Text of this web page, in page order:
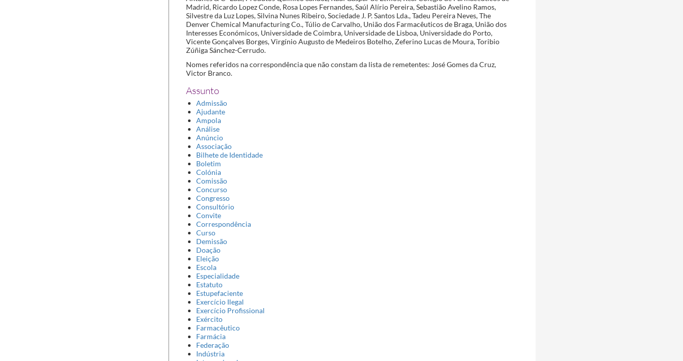
Madrid, Ricardo Lopez Conde, Rosa Lopes Fernandes, Saúl Alírio Pereira, Sebastião Avelino Ramos,
Silvestre da Luz Lopes, Silvina Nunes Ribeiro, Sociedade J. P. Santos Lda., Tadeu Pereira Neves, The
Denver Chemical Manufacturing Co., Túlio de Carvalho, União dos Farmacêuticos de Braga, União dos
Interesses Económicos, Universidade de Coimbra, Universidade de Lisboa, Universidade do Porto,
Vicente Gonçalves Borges, Virgínio Augusto de Medeiros Botelho, Zeferino Lucas de Moura, Toribio
Zúñiga Sánchez-Cerrudo.
Nomes referidos na correspondência que não constam da lista de remetentes: José Gomes da Cruz,
Victor Branco.
Assunto
Admissão
Ajudante
Ampola
Análise
Anúncio
Associação
Bilhete de Identidade
Boletim
Colónia
Comissão
Concurso
Congresso
Consultório
Convite
Correspondência
Curso
Demissão
Doação
Eleição
Escola
Especialidade
Estatuto
Estupefaciente
Exercício Ilegal
Exercício Profissional
Exército
Farmacêutico
Farmácia
Federação
Indústria